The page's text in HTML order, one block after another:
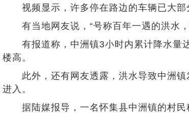
视频显示，许多停在路边的车辆已大部
有当地网友说，“号称百年一遇的洪水，
有报道称，中洲镇3小时内累计降水量达
楼高。
此外，还有网友透露，洪水导致中洲镇
进入。
据陆媒报导，一名怀集县中洲镇的村民